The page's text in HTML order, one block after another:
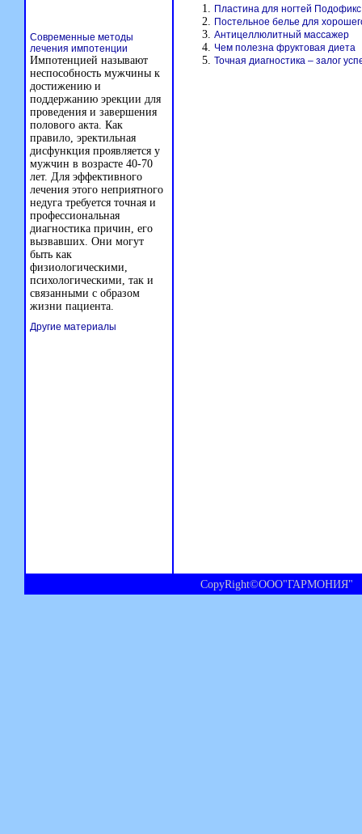
Пластина для ногтей
Постельное белье для
Антицеллюлитный массажер
Чем полезна фруктовая диета
Точная диагностика – залог
Современные методы
лечения импотенции
Импотенцией называют
неспособность мужчины к
достижению и
поддержанию эрекции для
проведения и завершения
полового акта. Как
правило, эректильная
дисфункция проявляется у
мужчин в возрасте 40-70
лет. Для эффективного
лечения этого неприятного
недуга требуется точная и
профессиональная
диагностика причин, его
вызвавших. Они могут
быть как
физиологическими,
психологическими, так и
связанными с образом
жизни пациента.
Другие материалы